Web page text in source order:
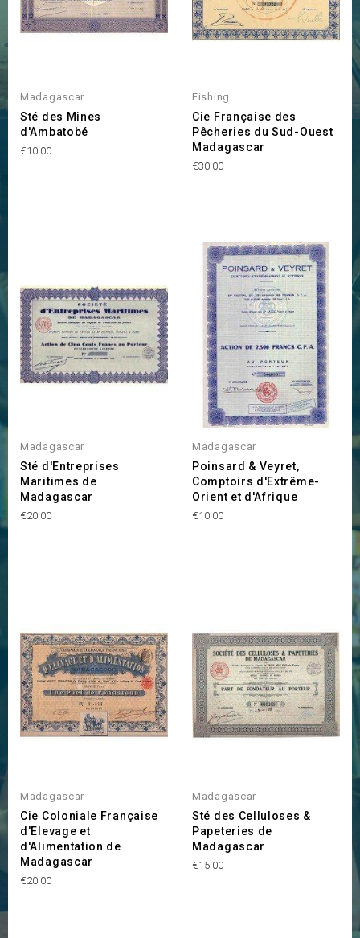
Madagascar
Sté des Mines
d'Ambatobé
Price
€10.00
Fishing
Cie Française des
Pêcheries du Sud-Ouest
Madagascar
Price
€30.00
Madagascar
Sté d'Entreprises
Maritimes de
Madagascar
Price
€20.00
Madagascar
Poinsard & Veyret,
Comptoirs d'Extrême-
Orient et d'Afrique
Price
€10.00
Madagascar
Cie Coloniale Française
d'Elevage et
d'Alimentation de
Madagascar
Price
€20.00
Madagascar
Sté des Celluloses &
Papeteries de
Madagascar
Price
€15.00